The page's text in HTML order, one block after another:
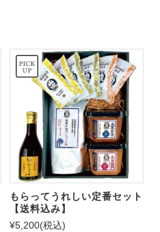
もらってうれしい定番セット
【送料込み】
¥5,200(税込)